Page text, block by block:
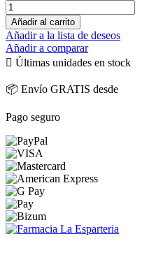
Añadir al carrito
Añadir a la lista de deseos
Añadir a comparar
 Últimas unidades en stock
📦 Envío GRATIS desde
Pago seguro